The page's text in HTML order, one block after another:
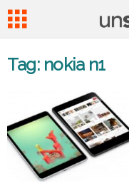
Tag: nokia n1